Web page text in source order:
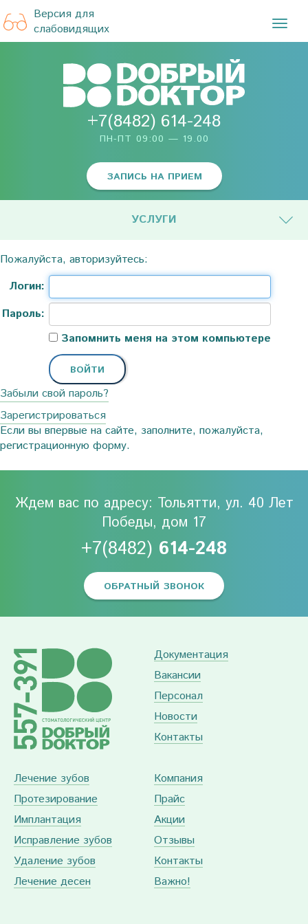
Версия для
слабовидящих
+7(8482) 614-248
ПН-ПТ 09:00 — 19.00
ЗАПИСЬ НА ПРИЕМ
УСЛУГИ
Пожалуйста, авторизуйтесь:
Логин:
Пароль:
Запомнить меня на этом компьютере
Забыли свой пароль?
Зарегистрироваться
Если вы впервые на сайте, заполните, пожалуйста,
регистрационную форму.
Ждем вас по адресу: Тольятти, ул. 40 Лет
Победы, дом 17
+7(8482) 614-248
ОБРАТНЫЙ ЗВОНОК
Документация
Вакансии
Персонал
Новости
Контакты
Лечение зубов
Протезирование
Имплантация
Исправление зубов
Удаление зубов
Лечение десен
Компания
Прайс
Акции
Отзывы
Контакты
Важно!